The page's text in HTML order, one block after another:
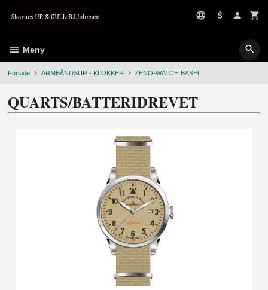
Meny
Forside ARMBÅNDSUR - KLOKKER ZENO-WATCH BASEL
QUARTS/BATTERIDREVET